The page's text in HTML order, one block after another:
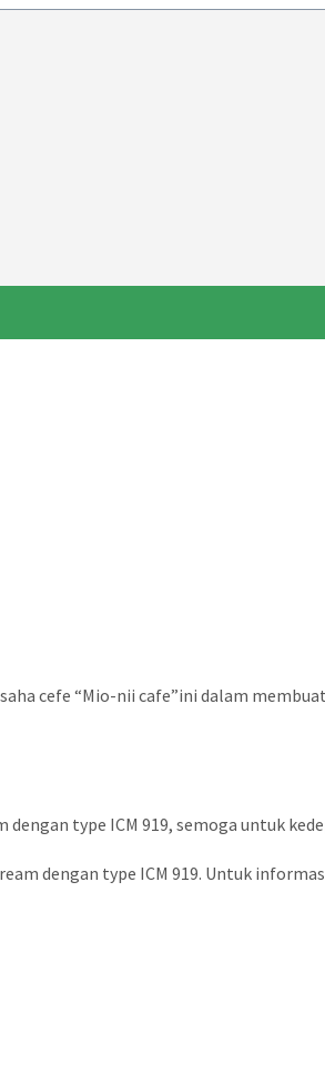
cefe “Mio-nii cafe”ini dalam
type ICM 919, semoga untuk
dengan type ICM 919. Untuk